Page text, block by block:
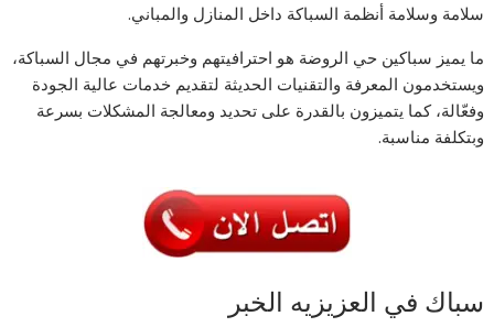
سلامة وسلامة أنظمة السباكة داخل المنازل والمباني.
ما يميز سباكين حي الروضة هو احترافيتهم وخبرتهم في مجال السباكة،
ويستخدمون المعرفة والتقنيات الحديثة لتقديم خدمات عالية الجودة
وفعّالة، كما يتميزون بالقدرة على تحديد ومعالجة المشكلات بسرعة
وبتكلفة مناسبة.
سباك في العزيزيه الخبر